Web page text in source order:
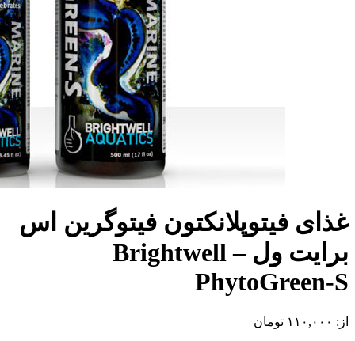
غذای فیتوپلانکتون فیتوگرین اس
برایت ول – Brightwell
PhytoGreen-S
از: ۱۱۰,۰۰۰ تومان